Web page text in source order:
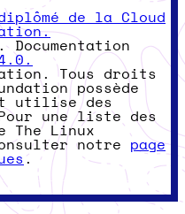
de la Cloud
Documentation
Tous droits
possède
et utilise des
Pour une liste des
The Linux
notre page
.